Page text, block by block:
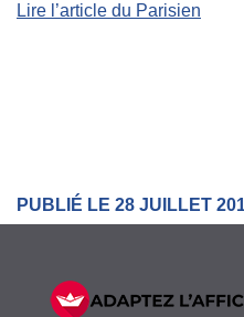
Lire l’article du Parisien
PUBLIÉ LE 28 JUILLET